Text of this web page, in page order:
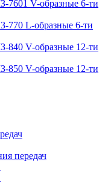
7601 V-образные 6-ти
770 L-образные 6-ти
840 V-образные 12-ти
850 V-образные 12-ти
передач